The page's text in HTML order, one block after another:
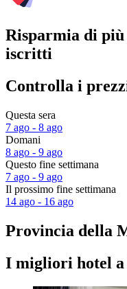
Risparmia di
iscritti
Controlla i
Questa sera
7 ago - 8 ago
Domani
8 ago - 9 ago
Questo fine settimana
7 ago - 9 ago
Il prossimo fine settimana
14 ago - 16 ago
Provincia della
I migliori hotel a